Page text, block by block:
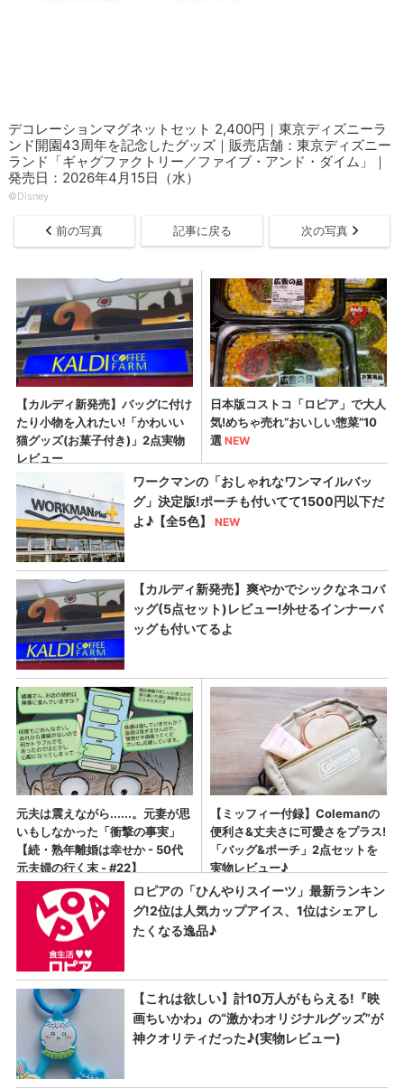
デコレーションマグネットセット 2,400円｜東京ディズニーラ
ンド開園43周年を記念したグッズ｜販売店舗：東京ディズニー
ランド「ギャグファクトリー／ファイブ・アンド・ダイム」｜
発売日：2026年4月15日（水）
©Disney
前の写真 記事に戻る 次の写真